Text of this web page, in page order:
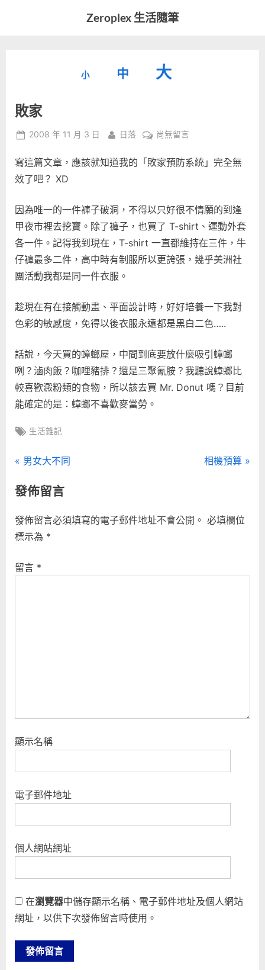
Zeroplex 生活隨筆
發
事
小
小。
中
重
型
大
大
字
型
小。
敗家
Posted
2008 年 11 月 3 日 By
日落
在
家〉
尚無留言
寫這篇文章，應該就知道我的「敗家預防系統」完全無
效了吧？ XD
因為唯一的一件褲子破洞，不得以只好很不情願的到逢
甲夜市裡去挖寶。除了褲子，也買了 T-shirt、運動外套
各一件。記得我到現在，T-shirt 一直都維持在三件，牛
仔褲最多二件，高中時有制服所以更誇張，幾乎美洲社
團活動我都是同一件衣服。
趁現在有在接觸動畫、平面設計時，好好培養一下我對
色彩的敏感度，免得以後衣服永遠都是黑白二色…..
話說，今天買的蟑螂屋，中間到底要放什麼吸引蟑螂
咧？滷肉飯？咖哩豬排？還是三聚氰胺？我聽說蟑螂比
較喜歡澱粉類的食物，所以該去買 Mr. Donut 嗎？目前
能確定的是：蟑螂不喜歡麥當勞。
Tags:
生活雜記
文
章
導
覽
P
e
i
o
s
男女大不同
N
P
t
相機預算
發佈留言
發佈留言必須填寫的電子郵件地址不會公開。 必填欄位
標示為 *
留言 *
顯示名稱
電子郵件地址
個人網站網址
在瀏覽器中儲存顯示名稱、電子郵件地址及個人網站
網址，以供下次發佈留言時使用。